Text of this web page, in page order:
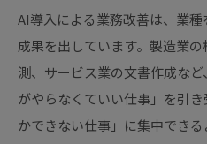
AI導入による業務改善は、業
成果を出しています。製造業
測、サービス業の文書作成な
がやらなくていい仕事」を引
かできない仕事」に集中できる